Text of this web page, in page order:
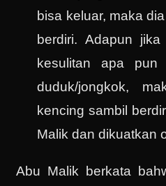
bisa keluar, maka
berdiri. Adapun
kesulitan apa pun
duduk/jongkok,
kencing sambil
Malik dan dikuatkan
Abu Malik berkata